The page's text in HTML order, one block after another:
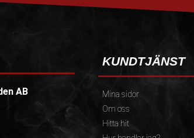
AB
KUNDTJÄNST
Mina sidor
Om oss
Hitta hit